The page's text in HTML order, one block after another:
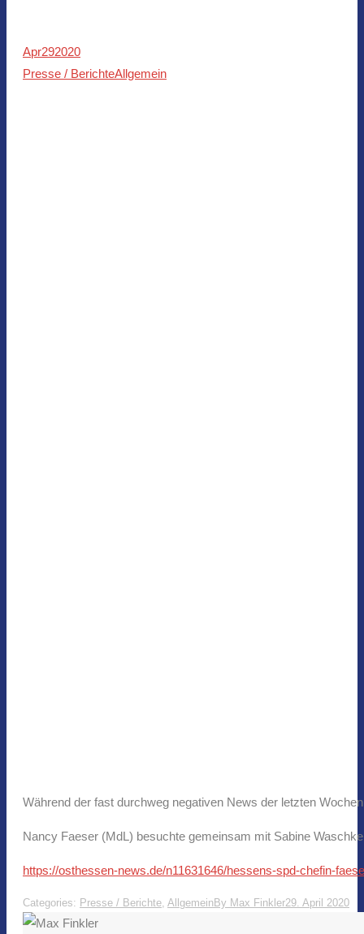
Apr292020
Presse / BerichteAllgemein
Während der fast durchweg negativen News der letzten
Nancy Faeser (MdL) besuchte gemeinsam mit Sabine
https://osthessen-news.de/n11631646/hessens-spd-chefin-
Categories: Presse / Berichte, AllgemeinBy Max Finkler29. April 2020